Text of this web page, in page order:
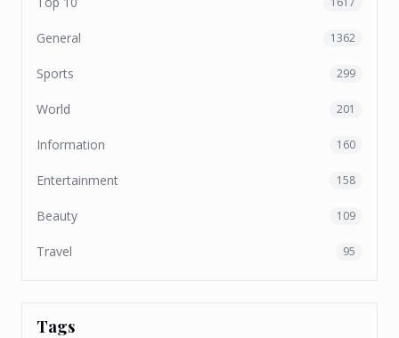
General 1362
Sports 299
World 201
Information 160
Entertainment 158
Beauty 109
Travel 95
Tags